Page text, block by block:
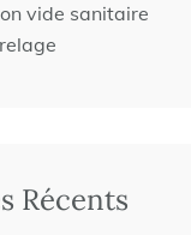
vide sanitaire
Récents